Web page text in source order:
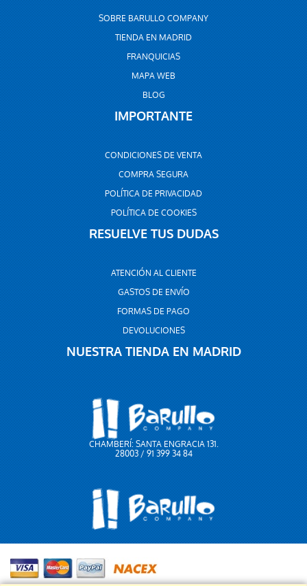
SOBRE BARULLO COMPANY
TIENDA EN MADRID
FRANQUICIAS
MAPA WEB
BLOG
IMPORTANTE
CONDICIONES DE VENTA
COMPRA SEGURA
POLÍTICA DE PRIVACIDAD
POLÍTICA DE COOKIES
RESUELVE TUS DUDAS
ATENCIÓN AL CLIENTE
GASTOS DE ENVÍO
FORMAS DE PAGO
DEVOLUCIONES
NUESTRA TIENDA EN MADRID
CHAMBERÍ: SANTA ENGRACIA 131.
28003 / 91 399 34 84